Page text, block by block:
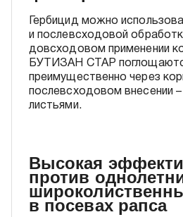
Гербицид можно
и послевсходовой
довсходовом применении
БУТИЗАН СТАР
преимущественно через
послевсходовом внесении
листьями.
Высокая
против
в посевах рапса